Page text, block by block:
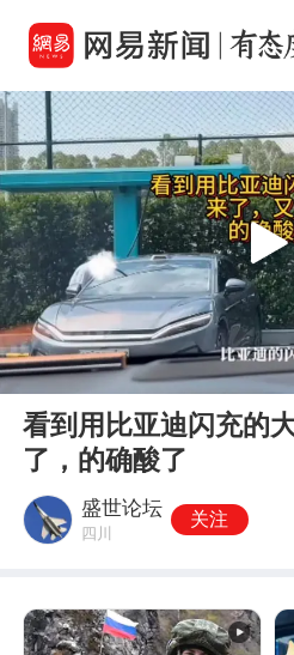
00:00
看到用比亚迪闪充的
了，的确酸了
盛世论坛
四川
关注